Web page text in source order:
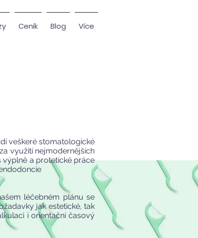
Ceník Blog Více
veškeré stomatologické
využití nejmodernějších
výplně a protetické práce
léčebném plánu se
jak estetické, tak
i orientační časový